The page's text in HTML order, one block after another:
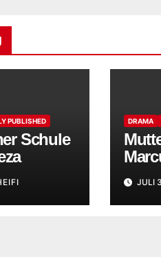
PUBLISHED
Schule
DRAMA
JULI